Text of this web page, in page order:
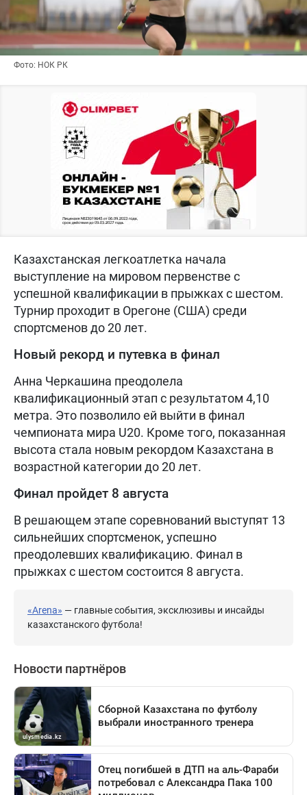
Фото: НОК РК
Казахстанская легкоатлетка начала
выступление на мировом первенстве с
успешной квалификации в прыжках с шестом.
Турнир проходит в Орегоне (США) среди
спортсменов до 20 лет.
Новый рекорд и путевка в финал
Анна Черкашина преодолела
квалификационный этап с результатом 4,10
метра. Это позволило ей выйти в финал
чемпионата мира U20. Кроме того, показанная
высота стала новым рекордом Казахстана в
возрастной категории до 20 лет.
Финал пройдет 8 августа
В решающем этапе соревнований выступят 13
сильнейших спортсменок, успешно
преодолевших квалификацию. Финал в
прыжках с шестом состоится 8 августа.
«Arena» — главные события, эксклюзивы и инсайды
казахстанского футбола!